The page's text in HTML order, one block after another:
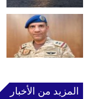
المزيد من الأخبار